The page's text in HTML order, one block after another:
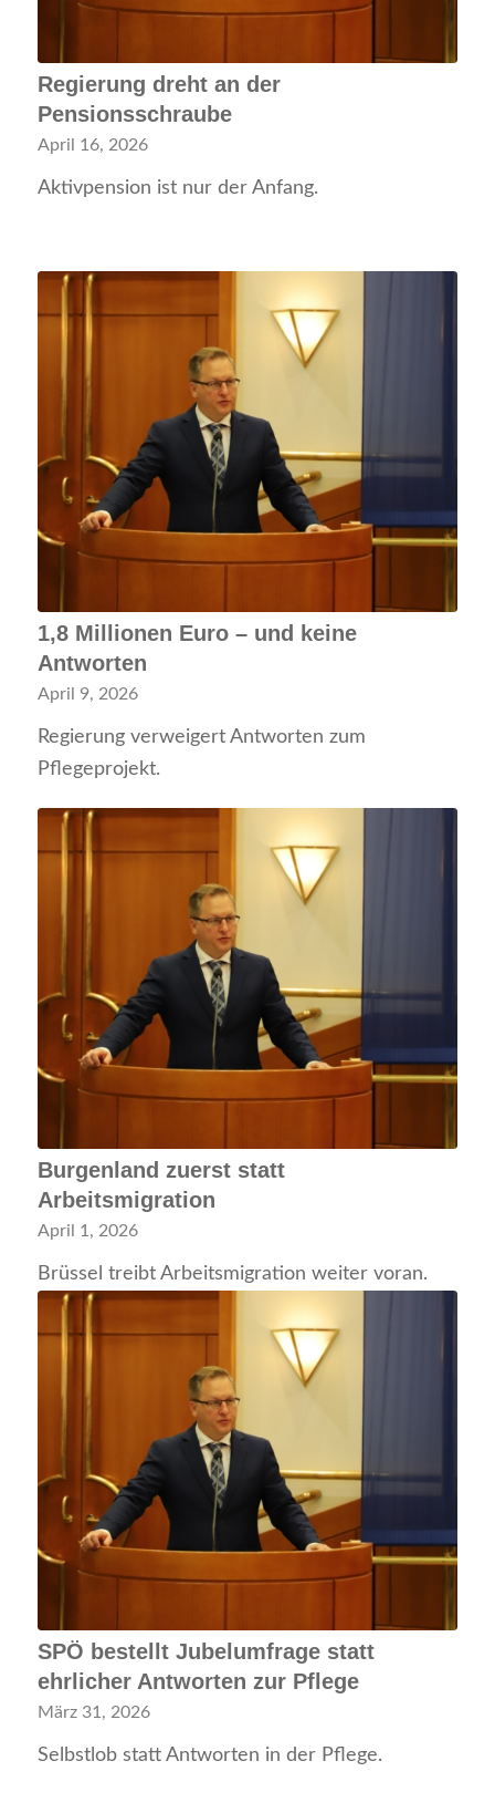
Regierung dreht an der
Pensionsschraube
April 16, 2026
Aktivpension ist nur der Anfang.
1,8 Millionen Euro – und keine
Antworten
April 9, 2026
Regierung verweigert Antworten zum
Pflegeprojekt.
Burgenland zuerst statt
Arbeitsmigration
April 1, 2026
Brüssel treibt Arbeitsmigration weiter voran.
SPÖ bestellt Jubelumfrage statt
ehrlicher Antworten zur Pflege
März 31, 2026
Selbstlob statt Antworten in der Pflege.